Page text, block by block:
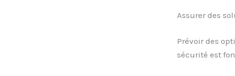
Assurer des
Prévoir des
sécurité est